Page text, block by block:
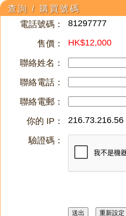
查詢 / 購買號碼
電話號碼：
81297777
售價： HK$12,000
聯絡姓名：
聯絡電話：
聯絡電郵：
你的 IP：
216.73.216.56
驗證碼：